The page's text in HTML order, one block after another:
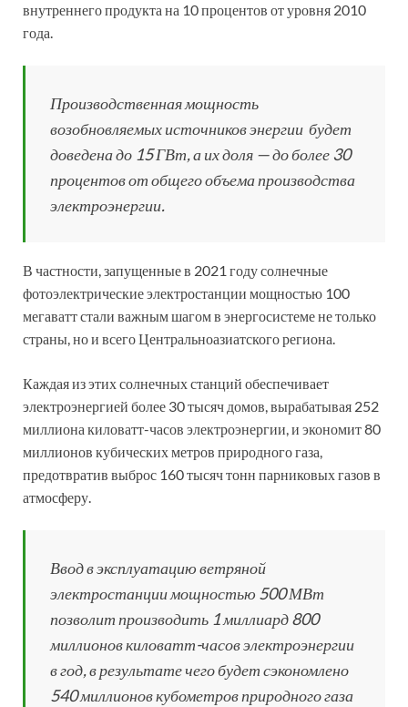
внутреннего продукта на 10 процентов от уровня 2010
года.
Производственная мощность
возобновляемых источников энергии будет
доведена до 15 ГВт, а их доля — до более 30
процентов от общего объема производства
электроэнергии.
В частности, запущенные в 2021 году солнечные
фотоэлектрические электростанции мощностью 100
мегаватт стали важным шагом в энергосистеме не только
страны, но и всего Центральноазиатского региона.
Каждая из этих солнечных станций обеспечивает
электроэнергией более 30 тысяч домов, вырабатывая 252
миллиона киловатт-часов электроэнергии, и экономит 80
миллионов кубических метров природного газа,
предотвратив выброс 160 тысяч тонн парниковых газов в
атмосферу.
Ввод в эксплуатацию ветряной
электростанции мощностью 500 МВт
позволит производить 1 миллиард 800
миллионов киловатт-часов электроэнергии
в год, в результате чего будет сэкономлено
540 миллионов кубометров природного газа